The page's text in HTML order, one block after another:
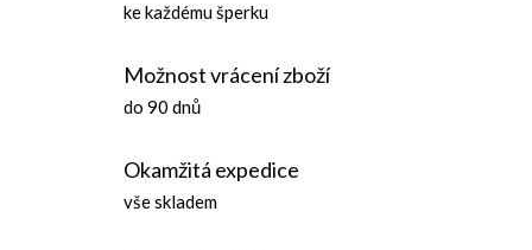
ke každému šperku
Možnost vrácení zboží
do 90 dnů
Okamžitá expedice
vše skladem